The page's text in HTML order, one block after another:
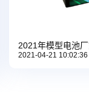
2021年模型电池
2021-04-21 10:02:36